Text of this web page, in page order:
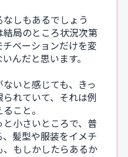
しもあるでしょう
局のところ状況次第
ベーションだけを変
んだと思います。
いと感じても、きっ
れていて、それは例
こと。
小さいところで、普
髪型や服装をイメチ
もしかしたらあるか